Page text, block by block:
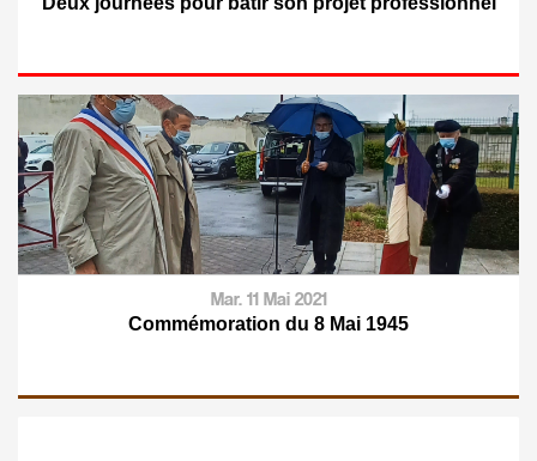
Mar. 11 Mai 2021
Commémoration du 8 Mai 1945